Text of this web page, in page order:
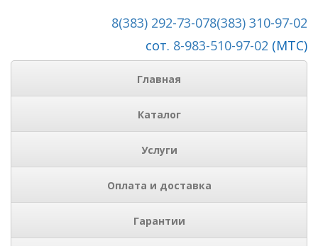
8(383) 310-97-02
8(383) 292-73-07
сот. 8-983-510-97-02 (МТС)
Главная
Каталог
Услуги
Оплата и доставка
Гарантии